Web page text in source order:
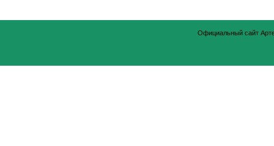
Официальный сайт